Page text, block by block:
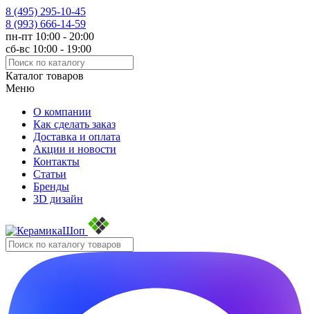
8 (495) 295-10-45
8 (993) 666-14-59
пн-пт 10:00 - 20:00
сб-вс 10:00 - 19:00
Каталог товаров
Меню
О компании
Как сделать заказ
Доставка и оплата
Акции и новости
Контакты
Статьи
Бренды
3D дизайн